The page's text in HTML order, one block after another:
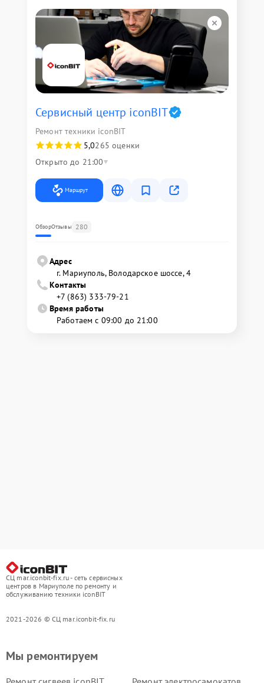
Сервисный центр iconBIT
Ремонт техники iconBIT
5,0265 оценки
Открыто до 21:00
Маршрут
ОбзорОтзывы 280
Адрес
г. Мариуполь, Володарское шоссе, 4
Контакты
+7 (863) 333-79-21
Время работы
Работаем с 09:00 до 21:00
СЦ mar.iconbit-fix.ru - сеть сервисных
центров в Мариуполе по ремонту и
обслуживанию техники iconBIT
2021-2026 © СЦ mar.iconbit-fix.ru
Мы ремонтируем